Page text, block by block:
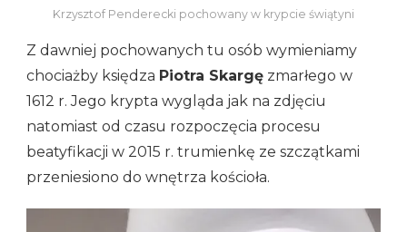
Krzysztof Penderecki pochowany w krypcie świątyni
Z dawniej pochowanych tu osób wymieniamy
chociażby księdza Piotra Skargę zmarłego w
1612 r. Jego krypta wygląda jak na zdjęciu
natomiast od czasu rozpoczęcia procesu
beatyfikacji w 2015 r. trumienkę ze szczątkami
przeniesiono do wnętrza kościoła.